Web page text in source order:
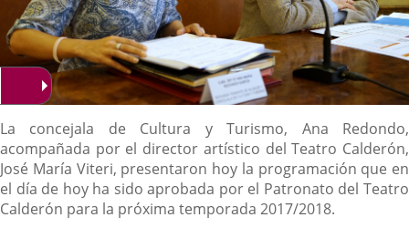
Descripción
La concejala de Cultura y Turismo, Ana Redondo,
acompañada por el director artístico del Teatro Calderón,
José María Viteri, presentaron hoy la programación que en
el día de hoy ha sido aprobada por el Patronato del Teatro
Calderón para la próxima temporada 2017/2018.